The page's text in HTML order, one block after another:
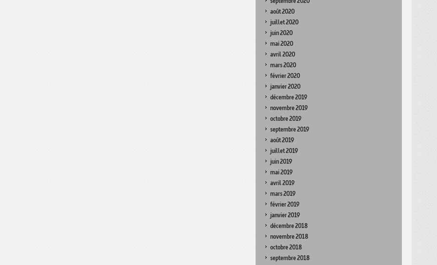
août 2020
juillet 2020
juin 2020
mai 2020
avril 2020
mars 2020
février 2020
janvier 2020
décembre 2019
novembre 2019
octobre 2019
septembre 2019
août 2019
juillet 2019
juin 2019
mai 2019
avril 2019
mars 2019
février 2019
janvier 2019
décembre 2018
novembre 2018
octobre 2018
septembre 2018